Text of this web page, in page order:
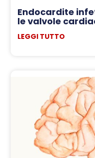
Endocardite
le valvole
LEGGI TUTTO